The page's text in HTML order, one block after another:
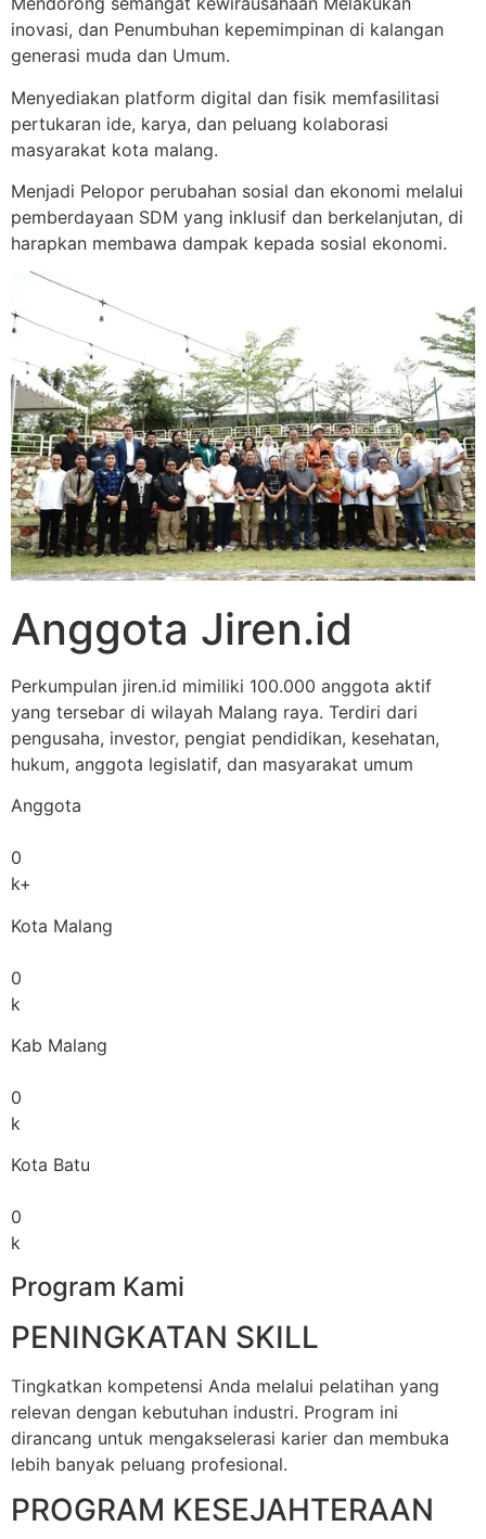
inovasi, dan Penumbuhan kepemimpinan di kalangan
generasi muda dan Umum.
Menyediakan platform digital dan fisik memfasilitasi
pertukaran ide, karya, dan peluang kolaborasi
masyarakat kota malang.
Menjadi Pelopor perubahan sosial dan ekonomi melalui
pemberdayaan SDM yang inklusif dan berkelanjutan, di
harapkan membawa dampak kepada sosial ekonomi.
Anggota Jiren.id
Perkumpulan jiren.id mimiliki 100.000 anggota aktif
yang tersebar di wilayah Malang raya. Terdiri dari
pengusaha, investor, pengiat pendidikan, kesehatan,
hukum, anggota legislatif, dan masyarakat umum
Anggota
0
k+
Kota Malang
0
k
Kab Malang
0
k
Kota Batu
0
k
Program Kami
PENINGKATAN SKILL
Tingkatkan kompetensi Anda melalui pelatihan yang
relevan dengan kebutuhan industri. Program ini
dirancang untuk mengakselerasi karier dan membuka
lebih banyak peluang profesional.
PROGRAM KESEJAHTERAAN